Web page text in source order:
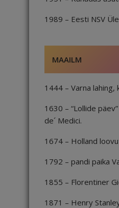
1989 – Eesti NSV
MAAILM
1444 – Varna
1630 – “Lollide
de´ Medici.
1674 – Holland
1792 – pandi paika
1855 – Florentiner
1871 – Henry